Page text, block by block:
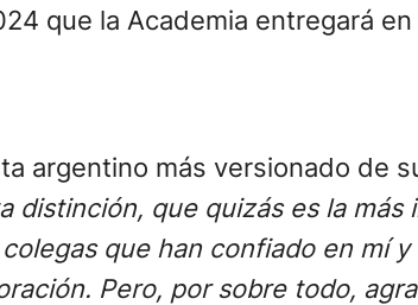
que la Academia entregará
argentino más versionado de
distinción, que quizás es la
que han confiado en mí
Pero, por sobre todo,